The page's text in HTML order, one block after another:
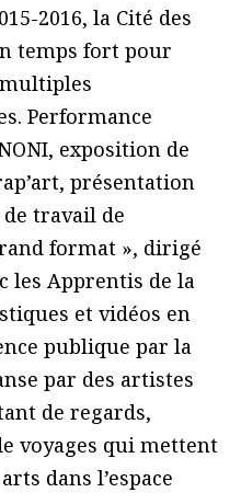
2016, la Cité des
temps fort pour
Performance
exposition de
présentation
travail de
format », dirigé
les Apprentis de la
et vidéos en
publique par la
par des artistes
de regards,
voyages qui mettent
dans l’espace